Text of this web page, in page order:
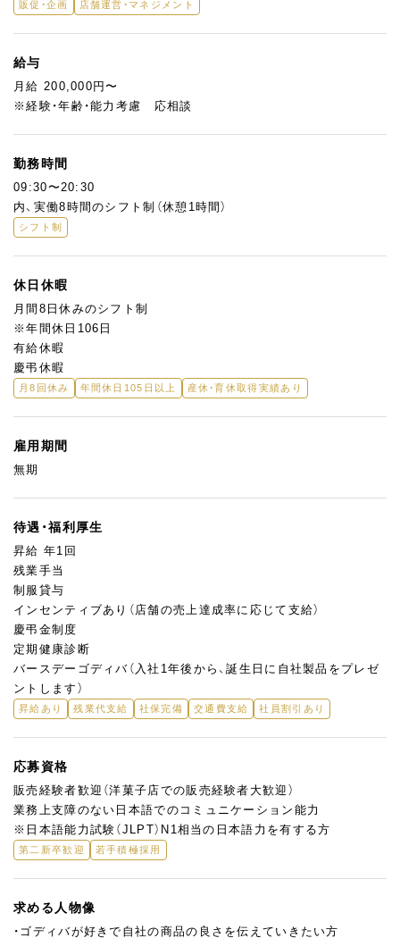
販促・企画 店舗運営・マネジメント
給与
月給 200,000円〜
※経験・年齢・能力考慮 応相談
勤務時間
09:30〜20:30
内、実働8時間のシフト制（休憩1時間）
シフト制
休日休暇
月間8日休みのシフト制
※年間休日106日
有給休暇
慶弔休暇
月8回休み 年間休日105日以上 産休・育休取得実績あり
雇用期間
無期
待遇・福利厚生
昇給 年1回
残業手当
制服貸与
インセンティブあり（店舗の売上達成率に応じて支給）
慶弔金制度
定期健康診断
バースデーゴディバ（入社1年後から、誕生日に自社製品をプレゼ
ントします）
昇給あり 残業代支給 社保完備 交通費支給 社員割引あり
応募資格
販売経験者歓迎（洋菓子店での販売経験者大歓迎）
業務上支障のない日本語でのコミュニケーション能力
※日本語能力試験（JLPT）N1相当の日本語力を有する方
第二新卒歓迎 若手積極採用
求める人物像
・ゴディバが好きで自社の商品の良さを伝えていきたい方